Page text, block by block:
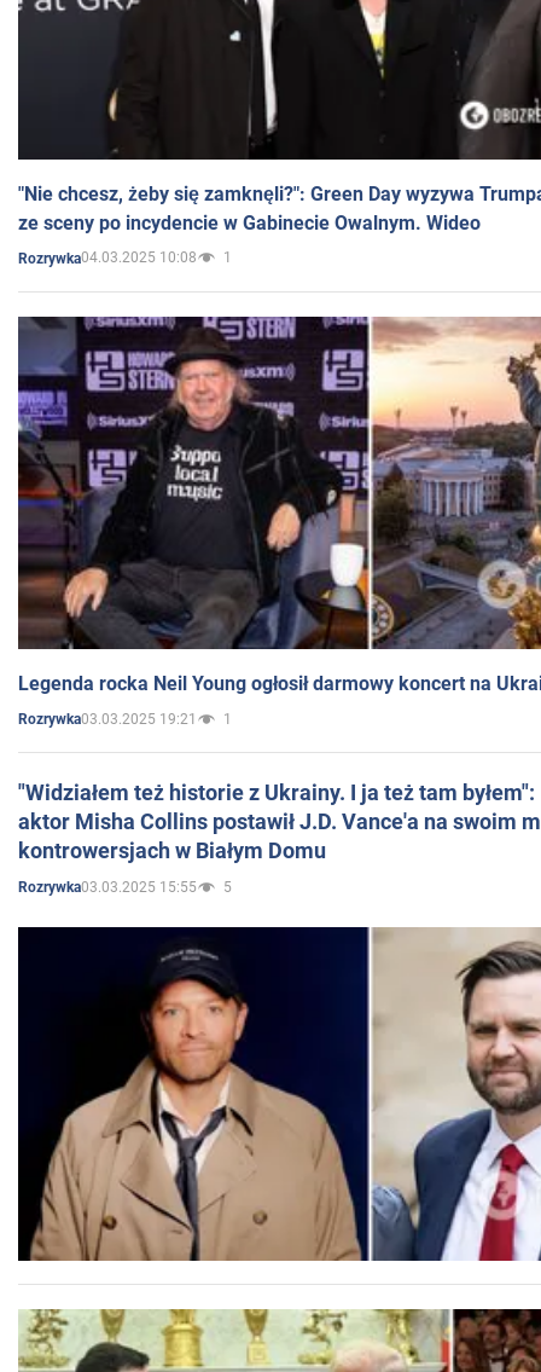
"Nie chcesz, żeby się zamknęli?": Green Day wyzywa
ze sceny po incydencie w Gabinecie Owalnym. Wideo
Rozrywka04.03.2025 10:08 1
Legenda rocka Neil Young ogłosił darmowy koncert na
Rozrywka03.03.2025 19:21 1
"Widziałem też historie z Ukrainy. I ja też tam
aktor Misha Collins postawił J.D. Vance'a na swoim
kontrowersjach w Białym Domu
Rozrywka03.03.2025 15:55 5